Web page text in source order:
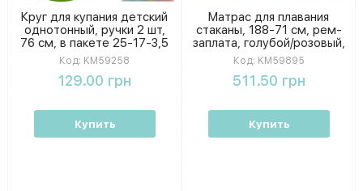
Круг для купания детский
однотонный, ручки 2 шт,
76 см, в пакете 25-17-3,5
см KM59258
Код: KM59258
129.00 грн
Купить
Матрас для плавания
стаканы, 188-71 см, рем-
заплата, голубой/розовый,
в пакете 24-24-3 см
KM59895
Код: KM59895
511.50 грн
Купить